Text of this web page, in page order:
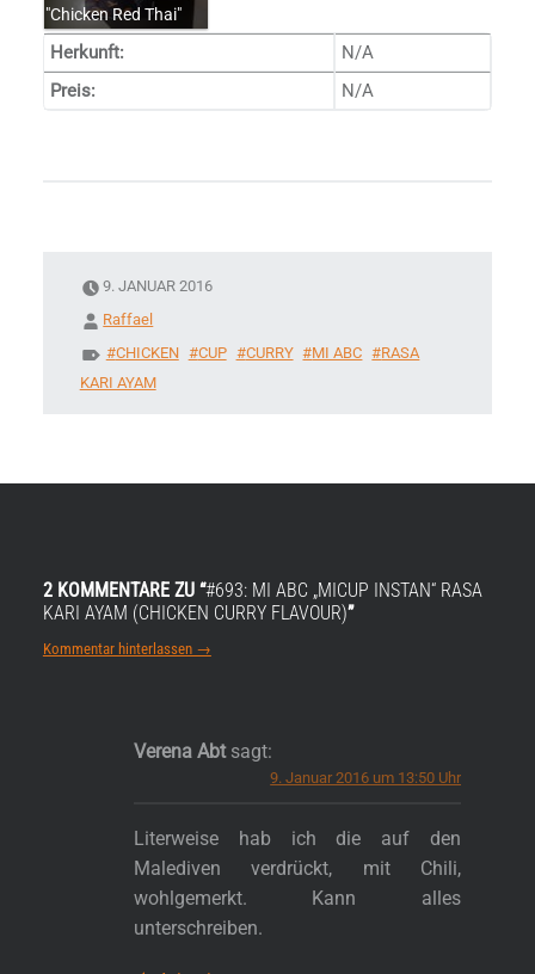
"Chicken Red Thai"
Herkunft:
N/A
Preis:
N/A
9. JANUAR 2016
Raffael
CHICKEN
CUP CURRY MI ABC
RASA
KARI AYAM
2 KOMMENTARE ZU “#693: MI ABC „MICUP INSTAN“ RASA
KARI AYAM (CHICKEN CURRY FLAVOUR)”
Kommentar hinterlassen →
Verena Abt sagt:
9. Januar 2016 um 13:50 Uhr
Literweise hab ich die auf den
Malediven verdrückt, mit Chili,
wohlgemerkt. Kann alles
unterschreiben.